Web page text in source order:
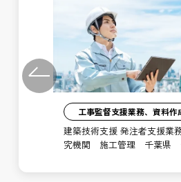
Previous
工事監督支援業務、資料作
建築技術支援 発注者支援業
究機関 施工管理 千葉県